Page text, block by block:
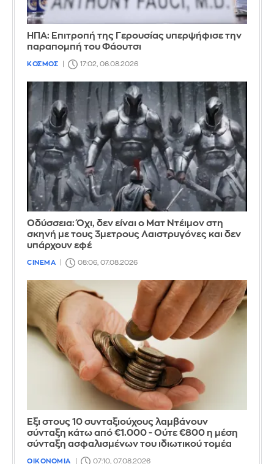
ΗΠΑ: Επιτροπή της Γερουσίας υπερψήφισε την
παραπομπή του Φάουτσι
ΚΟΣΜΟΣ 17:02, 06.08.2026
Οδύσσεια: Όχι, δεν είναι ο Ματ Ντέιμον στη
σκηνή με τους 3μετρους Λαιστρυγόνες και δεν
υπάρχουν εφέ
CINEMA 08:06, 07.08.2026
Έξι στους 10 συνταξιούχους λαμβάνουν
σύνταξη κάτω από €1.000 - Ούτε €800 η μέση
σύνταξη ασφαλισμένων του ιδιωτικού τομέα
ΟΙΚΟΝΟΜΙΑ 07:10, 07.08.2026